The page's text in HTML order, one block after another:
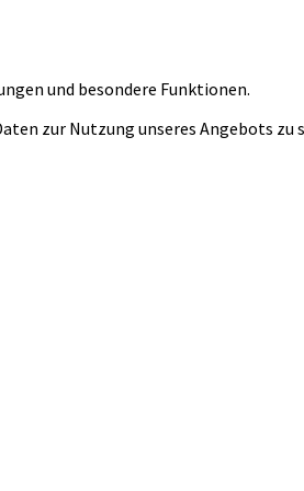
und besondere Funktionen.
zur Nutzung unseres Angebots